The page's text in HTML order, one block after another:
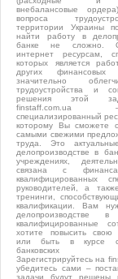
внебалансовые
вопроса
территории Украины
найти работу в
банке не сложно.
интернет ресурсам,
которых является
других финансовых
значительно
трудоустройства и
решения этой
специализированный
которому Вы сможете
самыми свежими
труда. Это
делопроизводстве в
учреждениях,
связана с
квалифицированных
руководителей, а
тренинги,
квалификации. Вам
делопроизводстве
квалифицированные
хотите повысить свою
или быть в курсе
банковских
Зарегистрируйтесь на
убедитесь сами –
задачи будут решены